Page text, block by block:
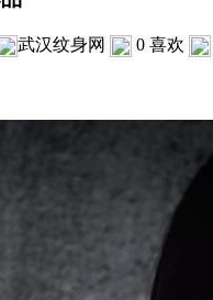
武汉纹身网 0 喜欢